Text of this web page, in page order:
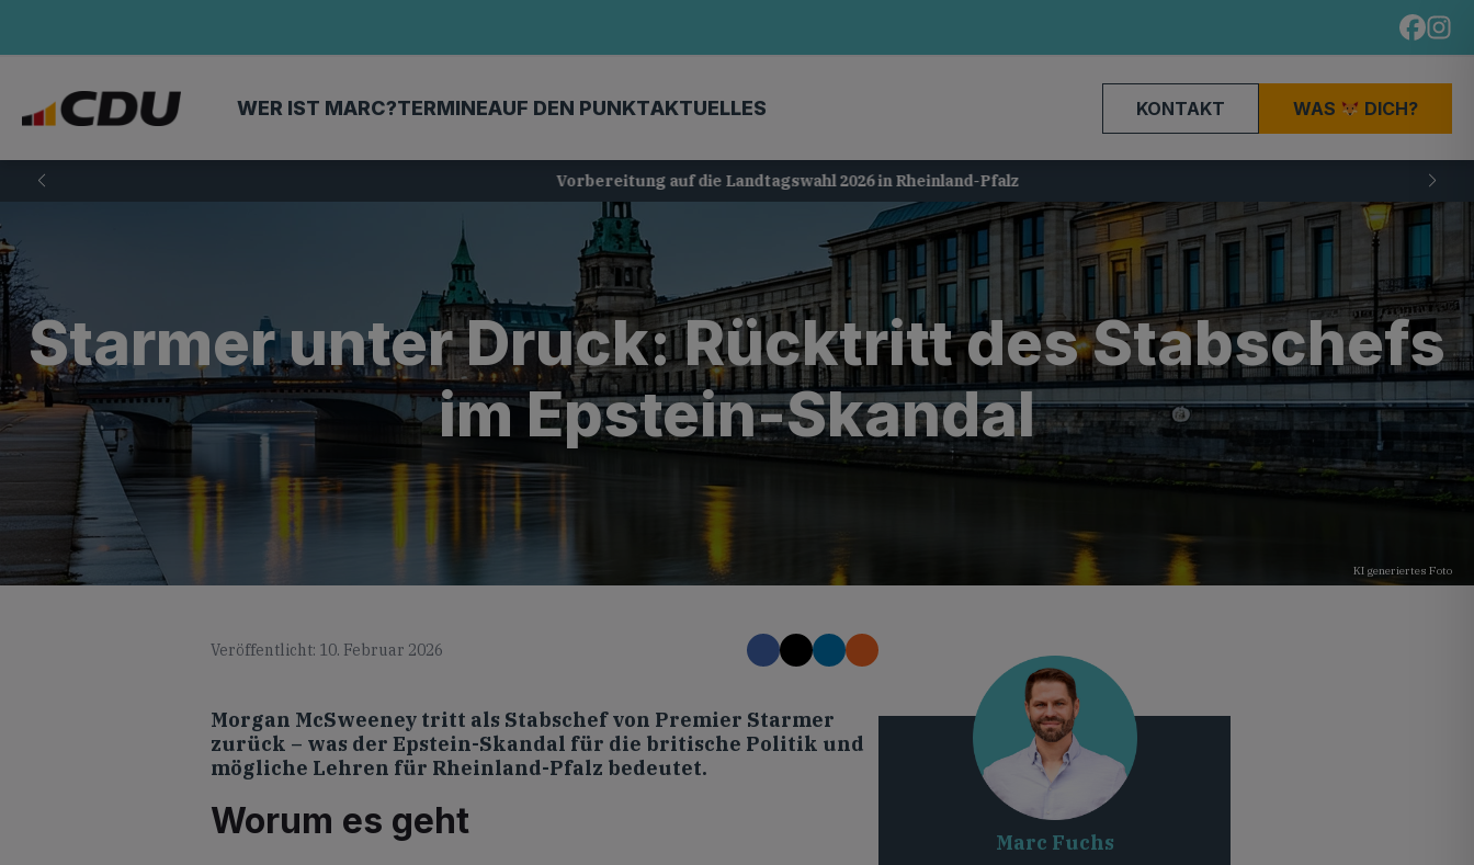
WER IST MARC?TERMINEAUF DEN PUNKTAKTUELLES KONTAKT WAS DICH?
Vorbereitung auf die Landtagswahl 2026 in Rheinland-Pfalz
Starmer unter Druck: Rücktritt des Stabschefs
im Epstein-Skandal
KI generiertes Foto
Veröffentlicht: 10. Februar 2026
Morgan McSweeney tritt als Stabschef von Premier Starmer
zurück – was der Epstein-Skandal für die britische Politik und
mögliche Lehren für Rheinland-Pfalz bedeutet.
Worum es geht
Marc Fuchs